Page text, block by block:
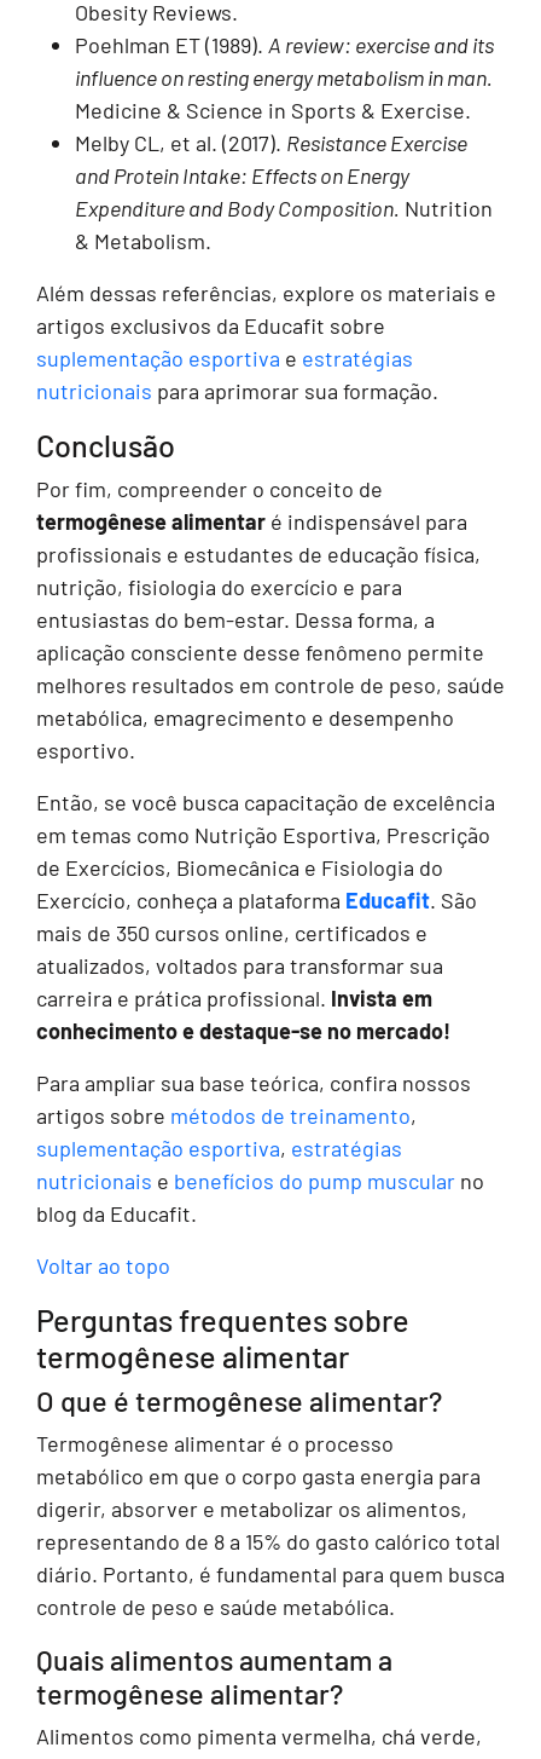
Obesity Reviews.
Poehlman ET (1989). A review: exercise and its
influence on resting energy metabolism in man.
Medicine & Science in Sports & Exercise.
Melby CL, et al. (2017). Resistance Exercise
and Protein Intake: Effects on Energy
Expenditure and Body Composition. Nutrition
& Metabolism.
Além dessas referências, explore os materiais e
artigos exclusivos da Educafit sobre
suplementação esportiva e estratégias
nutricionais para aprimorar sua formação.
Conclusão
Por fim, compreender o conceito de
termogênese alimentar é indispensável para
profissionais e estudantes de educação física,
nutrição, fisiologia do exercício e para
entusiastas do bem-estar. Dessa forma, a
aplicação consciente desse fenômeno permite
melhores resultados em controle de peso, saúde
metabólica, emagrecimento e desempenho
esportivo.
Então, se você busca capacitação de excelência
em temas como Nutrição Esportiva, Prescrição
de Exercícios, Biomecânica e Fisiologia do
Exercício, conheça a plataforma Educafit. São
mais de 350 cursos online, certificados e
atualizados, voltados para transformar sua
carreira e prática profissional. Invista em
conhecimento e destaque-se no mercado!
Para ampliar sua base teórica, confira nossos
artigos sobre métodos de treinamento,
suplementação esportiva, estratégias
nutricionais e benefícios do pump muscular no
blog da Educafit.
Voltar ao topo
Perguntas frequentes sobre
termogênese alimentar
O que é termogênese alimentar?
Termogênese alimentar é o processo
metabólico em que o corpo gasta energia para
digerir, absorver e metabolizar os alimentos,
representando de 8 a 15% do gasto calórico total
diário. Portanto, é fundamental para quem busca
controle de peso e saúde metabólica.
Quais alimentos aumentam a
termogênese alimentar?
Alimentos como pimenta vermelha, chá verde,